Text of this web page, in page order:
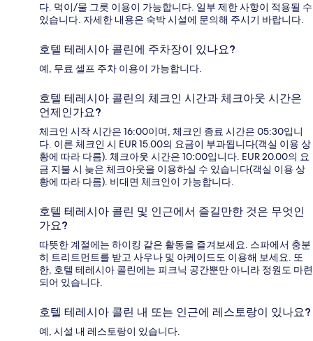
다. 먹이/물 그릇 이용이 가능합니다. 일부 제한 사항이 적용될 수
있습니다. 자세한 내용은 숙박 시설에 문의해 주시기 바랍니다.
호텔 테레시아 콜린에 주차장이 있나요?
예, 무료 셀프 주차 이용이 가능합니다.
호텔 테레시아 콜린의 체크인 시간과 체크아웃 시간은
언제인가요?
체크인 시작 시간은 16:00이며, 체크인 종료 시간은 05:30입니
다. 이른 체크인 시 EUR 15.00의 요금이 부과됩니다(객실 이용 상
황에 따라 다름). 체크아웃 시간은 10:00입니다. EUR 20.00의 요
금 지불 시 늦은 체크아웃을 이용하실 수 있습니다(객실 이용 상
황에 따라 다름). 비대면 체크인이 가능합니다.
호텔 테레시아 콜린 및 인근에서 즐길만한 것은 무엇인
가요?
따뜻한 계절에는 하이킹 같은 활동을 즐겨보세요. 스파에서 충분
히 트리트먼트를 받고 사우나 및 아케이드도 이용해 보세요. 또
한, 호텔 테레시아 콜린에는 피크닉 공간뿐만 아니라 정원도 마련
되어 있습니다.
호텔 테레시아 콜린 내 또는 인근에 레스토랑이 있나요?
예, 시설 내 레스토랑이 있습니다.